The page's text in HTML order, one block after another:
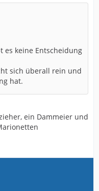
es keine Entscheidung
sich überall rein und
hat.
ein Dammeier und